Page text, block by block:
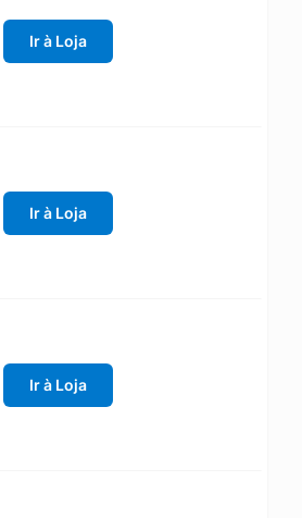
Ir à Loja
Ir à Loja
Ir à Loja